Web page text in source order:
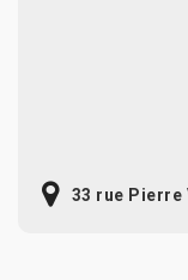
33 rue Pierre